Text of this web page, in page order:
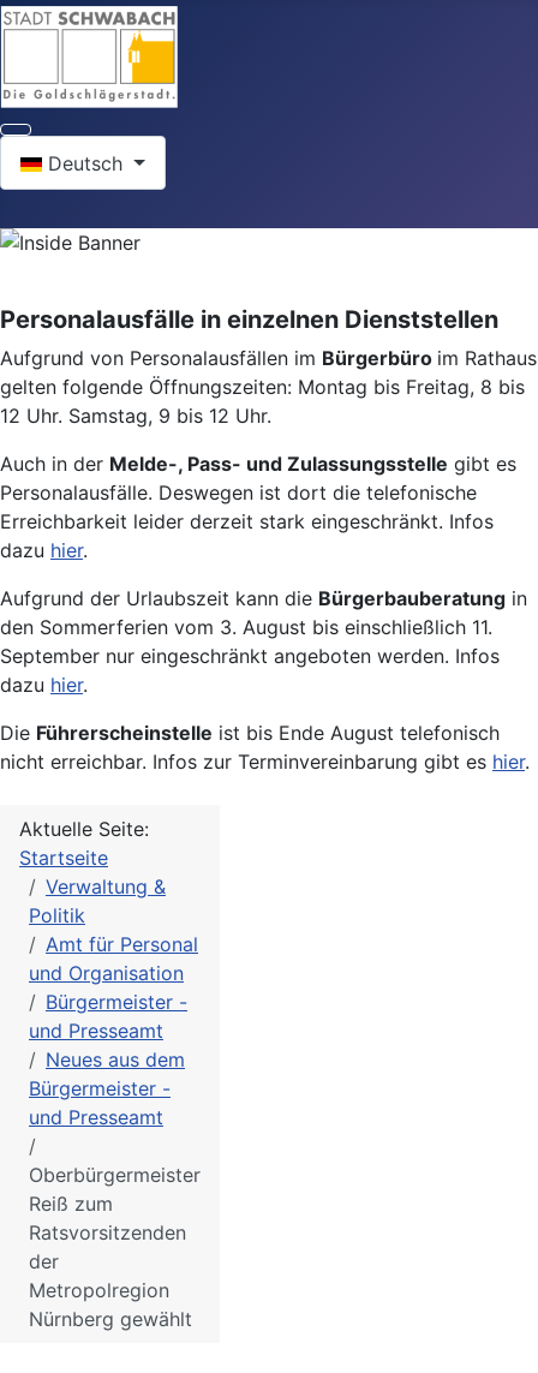
Deutsch
Personalausfälle in einzelnen Dienststellen
Aufgrund von Personalausfällen im Bürgerbüro im Rathaus
gelten folgende Öffnungszeiten: Montag bis Freitag, 8 bis
12 Uhr. Samstag, 9 bis 12 Uhr.
Auch in der Melde-, Pass- und Zulassungsstelle gibt es
Personalausfälle. Deswegen ist dort die telefonische
Erreichbarkeit leider derzeit stark eingeschränkt. Infos
dazu hier.
Aufgrund der Urlaubszeit kann die Bürgerbauberatung in
den Sommerferien vom 3. August bis einschließlich 11.
September nur eingeschränkt angeboten werden. Infos
dazu hier.
Die Führerscheinstelle ist bis Ende August telefonisch
nicht erreichbar. Infos zur Terminvereinbarung gibt es hier.
Aktuelle Seite:
Startseite
Verwaltung &
Politik
Amt für Personal
und Organisation
Bürgermeister -
und Presseamt
Neues aus dem
Bürgermeister -
und Presseamt
Oberbürgermeister
Reiß zum
Ratsvorsitzenden
der
Metropolregion
Nürnberg gewählt